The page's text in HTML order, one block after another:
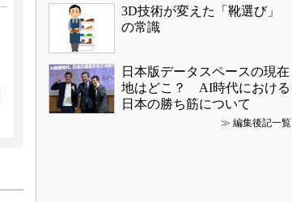
3D技術が変えた「靴選び」
の常識
日本版データスペースの現在
地はどこ？ AI時代における
日本の勝ち筋について
≫ 編集後記一覧